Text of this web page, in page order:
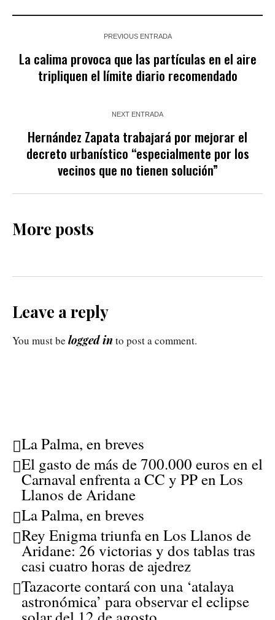
PREVIOUS ENTRADA
La calima provoca que las partículas en el aire
tripliquen el límite diario recomendado
NEXT ENTRADA
Hernández Zapata trabajará por mejorar el
decreto urbanístico “especialmente por los
vecinos que no tienen solución”
More posts
Leave a reply
You must be logged in to post a comment.
La Palma, en breves
El gasto de más de 700.000 euros en el
Carnaval enfrenta a CC y PP en Los
Llanos de Aridane
La Palma, en breves
Rey Enigma triunfa en Los Llanos de
Aridane: 26 victorias y dos tablas tras
casi cuatro horas de ajedrez
Tazacorte contará con una ‘atalaya
astronómica’ para observar el eclipse